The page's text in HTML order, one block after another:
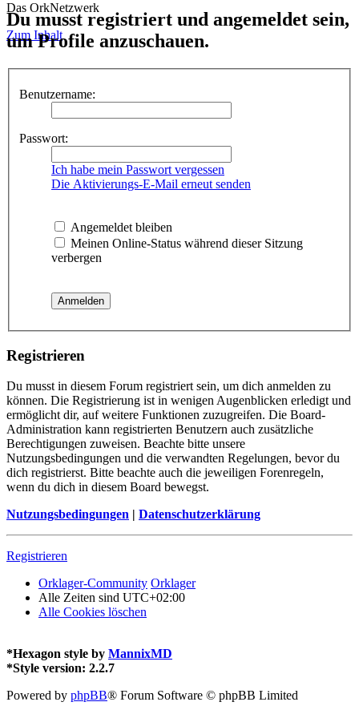
Das OrkNetzwerk
Zum Inhalt
Du musst registriert und angemeldet sein,
um Profile anzuschauen.
Benutzername:
Passwort:
Ich habe mein Passwort vergessen
Die Aktivierungs-E-Mail erneut senden
Angemeldet bleiben
Meinen Online-Status während dieser Sitzung
verbergen
Registrieren
Du musst in diesem Forum registriert sein, um dich anmelden zu
können. Die Registrierung ist in wenigen Augenblicken erledigt und
ermöglicht dir, auf weitere Funktionen zuzugreifen. Die Board-
Administration kann registrierten Benutzern auch zusätzliche
Berechtigungen zuweisen. Beachte bitte unsere
Nutzungsbedingungen und die verwandten Regelungen, bevor du
dich registrierst. Bitte beachte auch die jeweiligen Forenregeln,
wenn du dich in diesem Board bewegst.
Nutzungsbedingungen | Datenschutzerklärung
Registrieren
Orklager-Community Orklager
Alle Zeiten sind UTC+02:00
Alle Cookies löschen
*Hexagon style by MannixMD
*Style version: 2.2.7
Powered by phpBB® Forum Software © phpBB Limited